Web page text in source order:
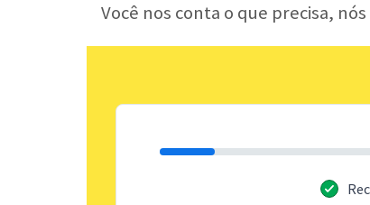
Você nos conta o que precisa,